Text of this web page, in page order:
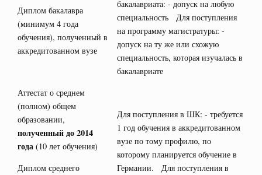
Диплом бакалавра
(минимум 4 года
обучения), полученный в
аккредитованном вузе
бакалавриата: - допуск на любую
специальность Для поступления
на программу магистратуры: -
допуск на ту же или схожую
специальность, которая изучалась в
бакалавриате
Аттестат о среднем
(полном) общем
образовании,
полученный до 2014
года (10 лет обучения)
Для поступления в ШК: - требуется
1 год обучения в аккредитованном
вузе по тому профилю, по
которому планируется обучение в
Германии. Для поступления в
Диплом среднего